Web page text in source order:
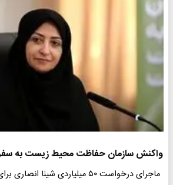
واکنش سازمان حفاظت محیط زیست به سفر
ماجرای درخواست ۵۰ میلیاردی شینا انصاری برای سفر به برزیل چه بود؟